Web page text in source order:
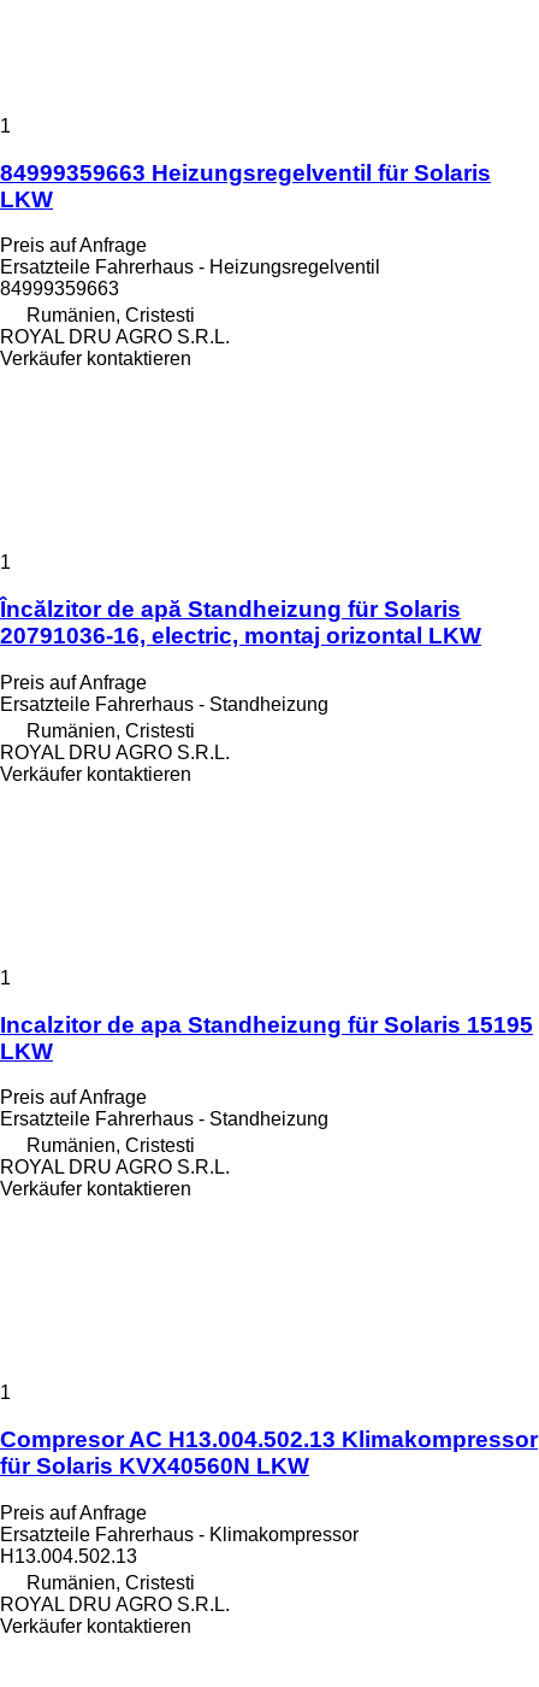
1
84999359663 Heizungsregelventil für Solaris
LKW
Preis auf Anfrage
Ersatzteile Fahrerhaus - Heizungsregelventil
84999359663
Rumänien, Cristesti
ROYAL DRU AGRO S.R.L.
Verkäufer kontaktieren
1
Încălzitor de apă Standheizung für Solaris
20791036-16, electric, montaj orizontal LKW
Preis auf Anfrage
Ersatzteile Fahrerhaus - Standheizung
Rumänien, Cristesti
ROYAL DRU AGRO S.R.L.
Verkäufer kontaktieren
1
Incalzitor de apa Standheizung für Solaris 15195
LKW
Preis auf Anfrage
Ersatzteile Fahrerhaus - Standheizung
Rumänien, Cristesti
ROYAL DRU AGRO S.R.L.
Verkäufer kontaktieren
1
Compresor AC H13.004.502.13 Klimakompressor
für Solaris KVX40560N LKW
Preis auf Anfrage
Ersatzteile Fahrerhaus - Klimakompressor
H13.004.502.13
Rumänien, Cristesti
ROYAL DRU AGRO S.R.L.
Verkäufer kontaktieren